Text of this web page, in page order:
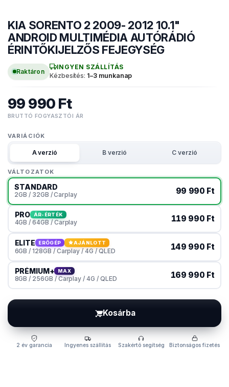
MÁRKASPECIFIKUS MULTIMÉDIA
KIA SORENTO 2 2009- 2012 10.1"
ANDROID MULTIMÉDIA AUTÓRÁDIÓ
ÉRINTŐKIJELZŐS FEJEGYSÉG
INGYEN SZÁLLÍTÁS
Kézbesítés: 1–3 munkanap
Raktáron
99 990 Ft
BRUTTÓ FOGYASZTÓI ÁR
VARIÁCIÓK
A verzió B verzió C verzió
VÁLTOZATOK
STANDARD
2GB / 32GB / Carplay 99 990 Ft
PRO ÁR-ÉRTÉK
4GB / 64GB / Carplay 119 990 Ft
ELITE ERŐGÉP AJÁNLOTT
6GB / 128GB / Carplay / 4G / QLED 149 990 Ft
PRÉMIUM+ MAX
8GB / 256GB / Carplay / 4G / QLED 169 990 Ft
Kosárba
2 év garancia Ingyenes szállítás Szakértő segítség Biztonságos fizetés